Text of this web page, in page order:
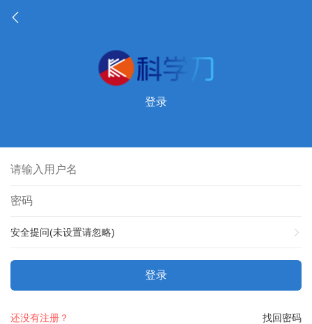
登录
安全提问(未设置请忽略)
登录
找回密码
还没有注册？